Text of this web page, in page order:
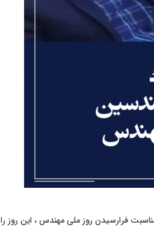
فرارسیدن روز ملی مهندس ، این روز را